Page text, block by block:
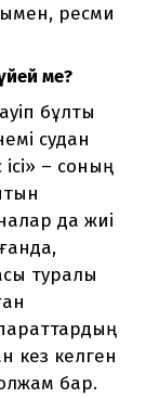
ресми
ме?
бұлты
судан
– соның
да жиі
туралы
кез келген
бар.